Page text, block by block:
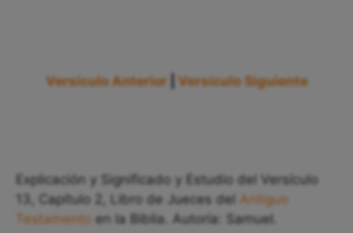
Versículo Anterior Versículo Siguiente
Explicación y Significado y Estudio del Versículo
13, Capítulo 2, Libro de Jueces del Antiguo
Testamento en la Biblia. Autoría: Samuel.